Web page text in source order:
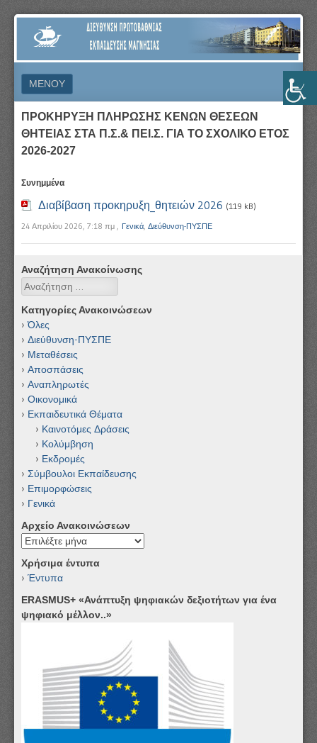
ΔΙΕΎΘΥΝΣΗ
ΠΡΩΤΟΒΆΘΜΙΑΣ
ΕΚΠΑΊΔΕΥΣΗΣ
ΜΑΓΝΗΣΊΑΣ
ΜΕΝΟΎ
ΜΕΤΆΒΑΣΗ ΣΕ ΠΕΡΙΕΧΌΜΕΝΟ
ΠΡΟΚΗΡΥΞΗ ΠΛΗΡΩΣΗΣ ΚΕΝΩΝ ΘΕΣΕΩΝ
ΘΗΤΕΙΑΣ ΣΤΑ Π.Σ.& ΠΕΙ.Σ. ΓΙΑ ΤΟ ΣΧΟΛΙΚΟ ΕΤΟΣ
2026-2027
Συνημμένα
Διαβίβαση προκηρυξη_θητειών 2026 (119 kB)
24 Απριλίου 2026, 7:18 πμ , Γενικά, Διεύθυνση-ΠΥΣΠΕ
Αναζήτηση Ανακοίνωσης
Αναζήτηση
Κατηγορίες Ανακοινώσεων
Όλες
Διεύθυνση-ΠΥΣΠΕ
Μεταθέσεις
Αποσπάσεις
Αναπληρωτές
Οικονομικά
Εκπαιδευτικά Θέματα
Καινοτόμες Δράσεις
Κολύμβηση
Εκδρομές
Σύμβουλοι Εκπαίδευσης
Επιμορφώσεις
Γενικά
Αρχείο Ανακοινώσεων
Αρχείο
Χρήσιμα έντυπα
Έντυπα
ERASMUS+ «Ανάπτυξη ψηφιακών δεξιοτήτων για ένα
ψηφιακό μέλλον..»